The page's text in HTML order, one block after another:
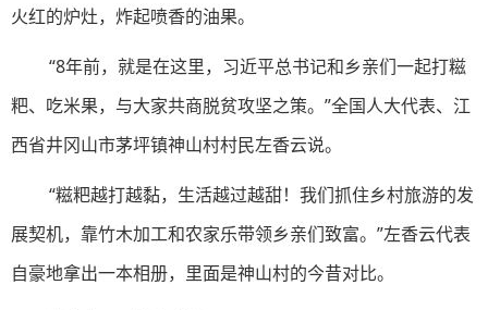
火红的炉灶，炸起喷香的油果。
“8年前，就是在这里，习近平总书记和乡亲们一起打糍
粑、吃米果，与大家共商脱贫攻坚之策。”全国人大代表、江
西省井冈山市茅坪镇神山村村民左香云说。
“糍粑越打越黏，生活越过越甜！我们抓住乡村旅游的发
展契机，靠竹木加工和农家乐带领乡亲们致富。”左香云代表
自豪地拿出一本相册，里面是神山村的今昔对比。